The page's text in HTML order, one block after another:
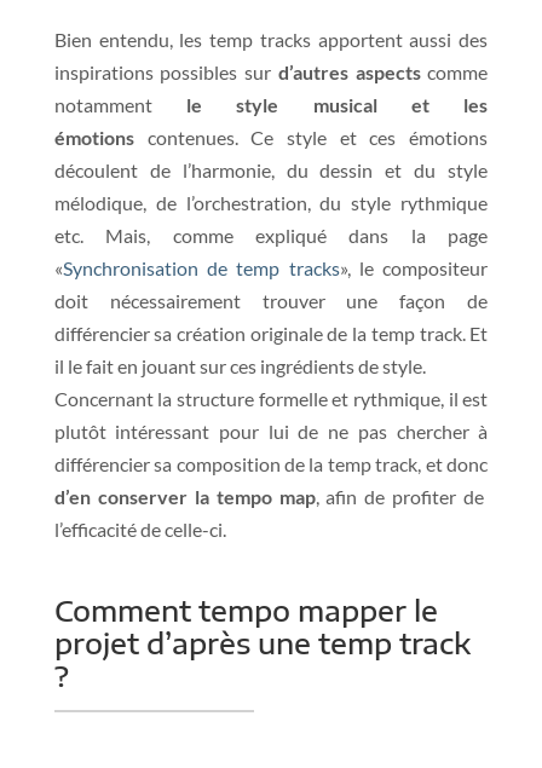
Bien entendu, les temp tracks apportent aussi des
inspirations possibles sur d’autres aspectscomme
notamment le style musical et les
émotions contenues. Ce style et ces émotions
découlent de l’harmonie, du dessin et du style
mélodique, de l’orchestration, du style rythmique
etc. Mais, comme expliqué dans la page
«Synchronisation de temp tracks», le compositeur
doit nécessairement trouver une façon de
différencier sa création originale de la temp track. Et
il le fait en jouant sur ces ingrédients de style.
Concernant la structure formelle et rythmique, il est
plutôt intéressant pour lui de ne pas chercher à
différencier sa composition de la temp track, et donc
d’en conserver la tempo map, afin de profiter de
l’efficacité de celle-ci.
Comment tempo mapper le
projet d’après une temp track
?